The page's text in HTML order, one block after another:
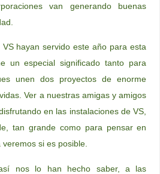
van generando buenas
hayan servido este año para esta
un especial significado tanto para
unen dos proyectos de enorme
Ver a nuestras amigas y amigos
en las instalaciones de VS,
tan grande como para pensar en
si es posible.
nos lo han hecho saber, a las